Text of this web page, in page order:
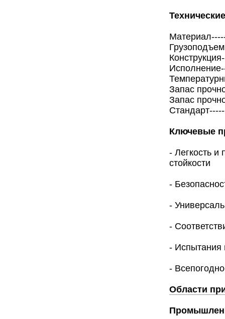
Запас
Запас
Ключевые
- Легкость
стойкости
-
-
-
- Испытания
-
Области